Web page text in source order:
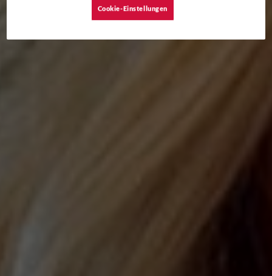
Cookie-Einstellungen